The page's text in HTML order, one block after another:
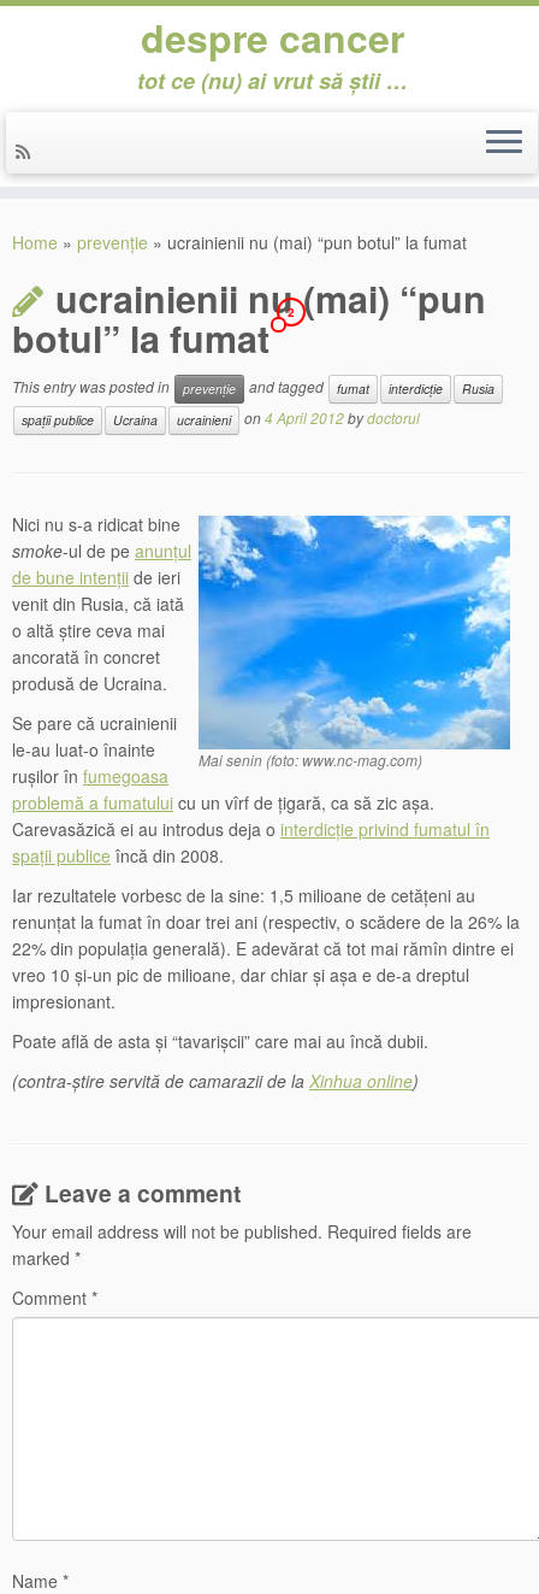
despre cancer
tot ce (nu) ai vrut să știi …
Home » prevenție » ucrainienii nu (mai) “pun botul” la fumat
ucrainienii nu (mai) “pun
botul” la fumat 2
This entry was posted in prevenție and tagged fumat interdicție
Rusia
spații publice
Ucraina ucrainieni on4 April 2012bydoctorul
Mai senin (foto: www.nc-mag.com)
Nici nu s-a ridicat bine
smoke-ul de pe anunțul
de bune intenții de ieri
venit din Rusia, că iată
o altă știre ceva mai
ancorată în concret
produsă de Ucraina.
Se pare că ucrainienii
le-au luat-o înainte
rușilor în fumegoasa
problemă a fumatului cu un vîrf de țigară, ca să zic așa.
Carevasăzică ei au introdus deja o interdicție privind fumatul în
spații publice încă din 2008.
Iar rezultatele vorbesc de la sine: 1,5 milioane de cetățeni au
renunțat la fumat în doar trei ani (respectiv, o scădere de la 26% la
22% din populația generală). E adevărat că tot mai rămîn dintre ei
vreo 10 și-un pic de milioane, dar chiar și așa e de-a dreptul
impresionant.
Poate află de asta și “tavarișcii” care mai au încă dubii.
(contra-știre servită de camarazii de la Xinhua online)
Leave a comment
Your email address will not be published. Required fields are
marked *
Comment *
Name *